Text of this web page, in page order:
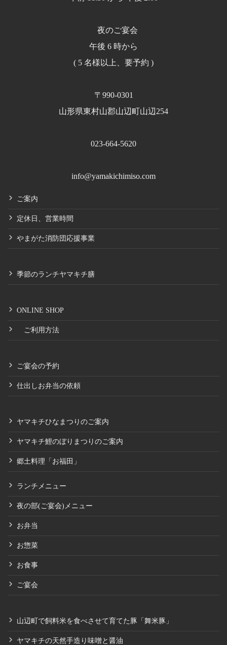
夜のご宴会
午後 6 時から
( 5 名様以上、要予約 )
〒990-0301
山形県東村山郡山辺町山辺254
023-664-5620
info@yamakichimiso.com
ご案内
定休日、営業時間
やまがた消防団応援事業
季節のランチヤマキチ膳
ONLINE SHOP
ご利用方法
ご宴会の予約
仕出しお弁当の依頼
ヤマキチひなまつりのご案内
ヤマキチ鯉のぼりまつりのご案内
郷土料理「お福田」
ランチメニュー
夜の部(ご宴会)メニュー
お弁当
お惣菜
お食事
ご宴会
山辺町で飼料米を食べさせて育てた豚「舞米豚」
ヤマキチの天然手造り味噌と醤油